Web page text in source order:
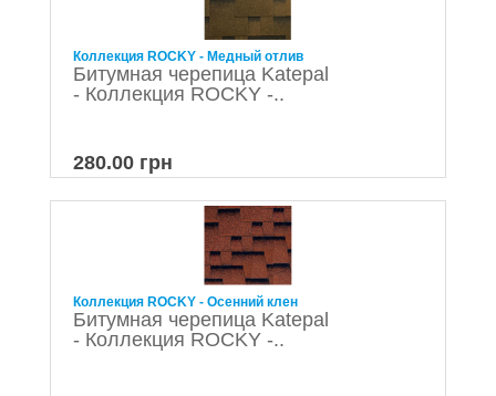
Коллекция ROCKY - Медный отлив
Битумная черепица Katepal
- Коллекция ROCKY -..
280.00 грн
Коллекция ROCKY - Осенний клен
Битумная черепица Katepal
- Коллекция ROCKY -..